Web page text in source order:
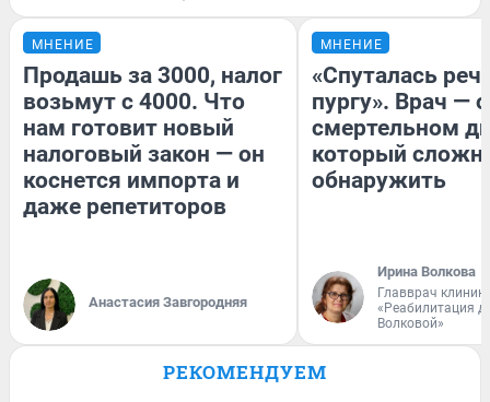
МНЕНИЕ
Продашь за 3000, налог
возьмут с 4000. Что
нам готовит новый
налоговый закон — он
коснется импорта и
даже репетиторов
Анастасия Завгородняя
МНЕНИЕ
«Спуталась
пургу». Врач — о
смертельном
который
обнаружить
Ирина Волкова
Главврач
«Реабилитация
Волковой»
РЕКОМЕНДУЕМ